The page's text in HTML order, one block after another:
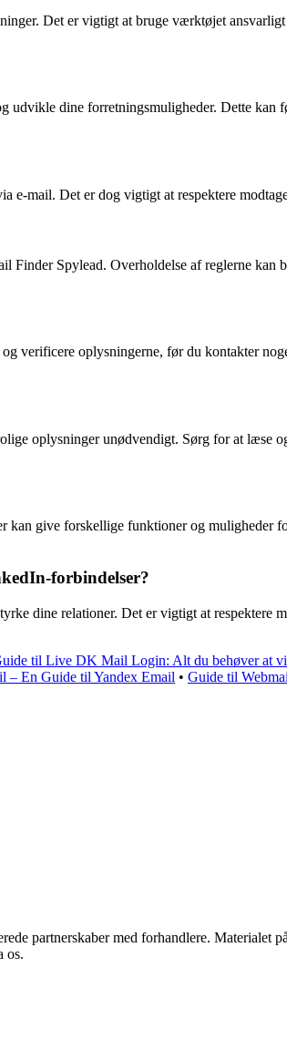
Det er vigtigt at bruge værktøjet ansvarligt
udvikle dine forretningsmuligheder. Dette kan
e-mail. Det er dog vigtigt at respektere
Spylead. Overholdelse af reglerne kan
verificere oplysningerne, før du kontakter
oplysninger unødvendigt. Sørg for at læse
give forskellige funktioner og muligheder
forbindelser?
dine relationer. Det er vigtigt at respektere
til Live DK Mail Login: Alt du behøver at
– En Guide til Yandex Email • Guide til
partnerskaber med forhandlere. Materialet
os.